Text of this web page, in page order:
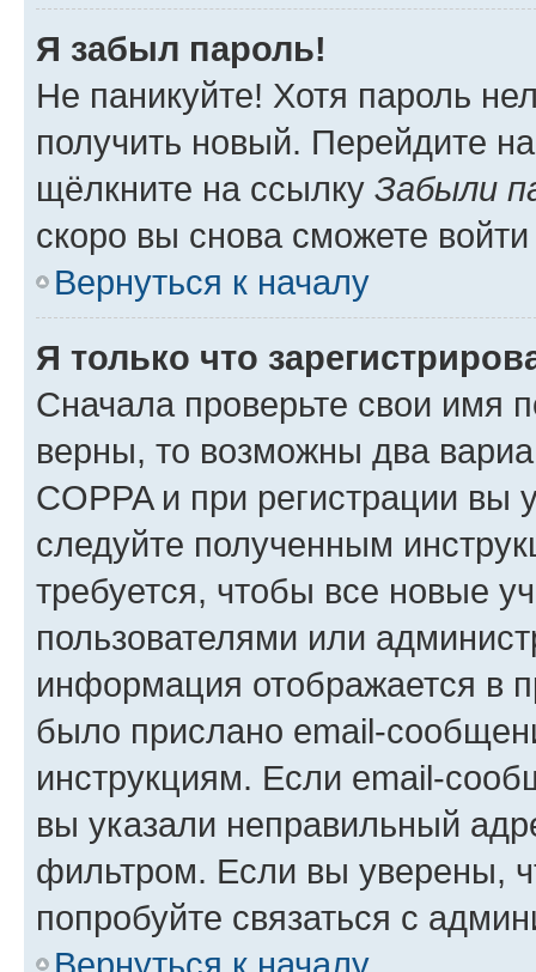
Я забыл пароль!
Не паникуйте! Хотя пароль
получить новый. Перейдите
щёлкните на ссылку Забыли
скоро вы снова сможете
Вернуться к началу
Я только что
Сначала проверьте свои имя
верны, то возможны два
COPPA и при регистрации вы
следуйте полученным
требуется, чтобы все новые
пользователями или
информация отображается в
было прислано email-
инструкциям. Если email-
вы указали неправильный
фильтром. Если вы уверены,
попробуйте связаться с
Вернуться к началу